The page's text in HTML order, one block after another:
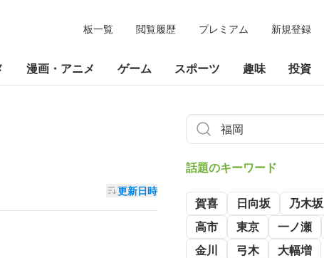
板一覧 閲覧履歴 プレミアム 新規登録
漫画・アニメ ゲーム スポーツ 趣味 投資
更新日時
話題のキーワード
賀喜 日向坂 乃木坂
高市
東京 一ノ瀬
金川
弓木
大幅増